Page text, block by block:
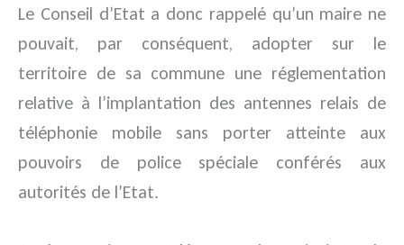
Le Conseil d’Etat a donc rappelé qu’un maire ne
pouvait, par conséquent, adopter sur le
territoire de sa commune une réglementation
relative à l’implantation des antennes relais de
téléphonie mobile sans porter atteinte aux
pouvoirs de police spéciale conférés aux
autorités de l’Etat.